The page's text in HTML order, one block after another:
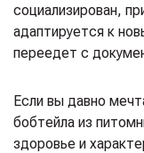
социализирован,
адаптируется к
переедет с
Если вы давно
бобтейла из
здоровье и